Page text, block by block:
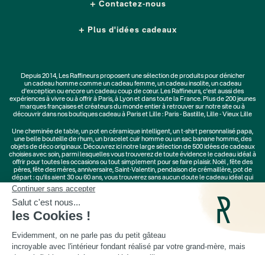
Contactez-nous
Plus d'idées cadeaux
Depuis 2014, Les Raffineurs proposent une sélection de produits pour dénicher
uncadeau hommecomme un cadeau femme, uncadeau insolite, uncadeau
d'exceptionou encore un cadeau coup de cœur. Les Raffineurs, c'est aussi des
expériences à vivreou à offrir à Paris, à Lyon et dans toute la France. Plus de200 jeunes
marquesfrançaises et créateurs du monde entier à retrouver sur notre site ou à
découvrir dans nos boutiques cadeau à Paris et Lille : Paris - Bastille, Lille - Vieux Lille
Unecheminée de table, unpot en céramique intelligent, unt-shirt personnalisé papa,
une belle bouteille de rhum, un bracelet cuir hommeou unsac banane homme, des
objets de déco originaux. Découvrez ici notre large sélection de500 idées de cadeaux
choisies avec soin, parmi lesquelles vous trouverez de toute évidence le cadeau idéal à
offrir pour toutes les occasions ou tout simplement pour se faire plaisir. Noël,fête des
pères,fête des mères,anniversaire,Saint-Valentin,pendaison de crémaillère, pot de
départ : qu'ils aient 30 ou 60 ans, vous trouverez sans aucun doute le cadeau idéal qui
Cadeaux Saint-Valentin Cadeaux Fête des Mères
Cadeaux Fête des Pères
Cadeaux Fête des Grands-Pères Cadeaux Secret Santa